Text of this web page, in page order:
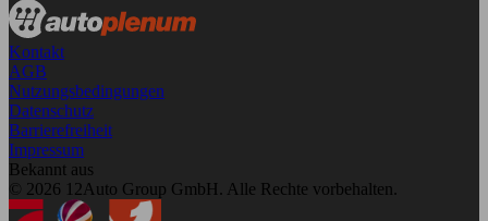
Kontakt
AGB
Nutzungsbedingungen
Datenschutz
Barrierefreiheit
Impressum
Bekannt aus
© 2026 12Auto Group GmbH. Alle Rechte vorbehalten.